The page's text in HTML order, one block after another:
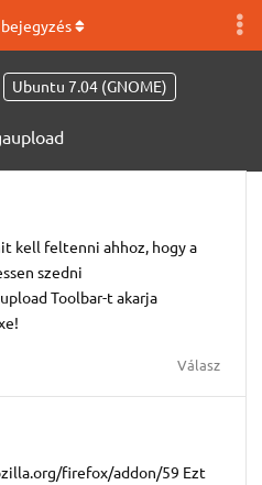
Ubuntu 7.04 (GNOME)
kell feltenni ahhoz, hogy a
szedni
Toolbar-t akarja
Válasz
firefox/addon/59 Ezt